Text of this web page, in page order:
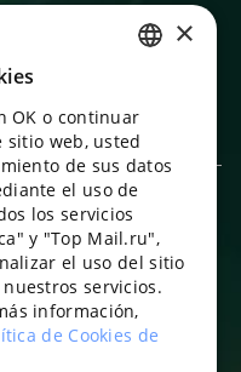
sala 2/3
ámbito de las TI: prestación
de ofertas (anuncios) de
ENGLISH
UKRAINIAN
PORTUGUESE
SPANISH
HUNGARIAN
ITALIAN
×
OK o continuar
sitio web, usted
de sus datos
el uso de
los servicios
y "Top Mail.ru",
el uso del sitio
servicios.
información,
de Cookies de